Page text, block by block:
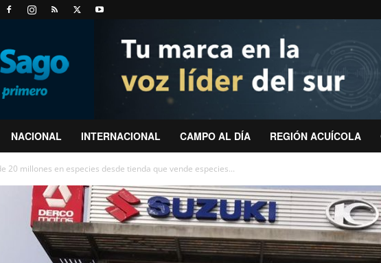
NACIONAL INTERNACIONAL CAMPO AL DÍA REGIÓN ACUÍCOLA
20 millones en especies desde tienda que vende especies...